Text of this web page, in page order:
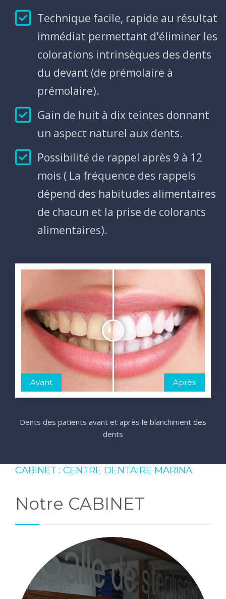
Avant Après
Dents des patients avant et après le blanchiment des
dents
Technique facile, rapide au résultat
immédiat permettant d'éliminer les
colorations intrinsèques des dents
du devant (de prémolaire à
prémolaire).
Gain de huit à dix teintes donnant
un aspect naturel aux dents.
Possibilité de rappel après 9 à 12
mois ( La fréquence des rappels
dépend des habitudes alimentaires
de chacun et la prise de colorants
alimentaires).
CABINET : CENTRE DENTAIRE MARINA
Notre CABINET